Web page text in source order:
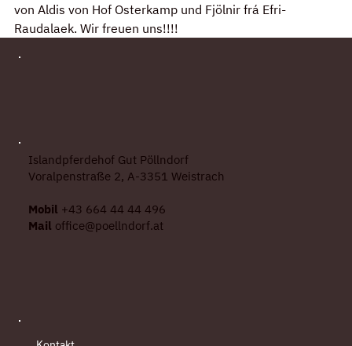
von Aldis von Hof Osterkamp und Fjölnir frá Efri-
Raudalaek. Wir freuen uns!!!!
Islandpferdehof Gut Pöllndorf
Voralpenstraße 2, A-3351 Weistrach
Mobil +43 664 44 44 496
Mail office@poellndorf.at